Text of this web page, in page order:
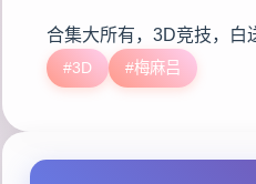
合集大所有，3D竞技，白
#3D #梅麻吕